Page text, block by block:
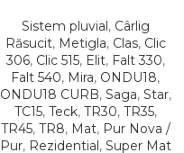
Sistem pluvial, Cârlig
Răsucit, Metigla, Clas, Clic
306, Clic 515, Elit, Falt 330,
Falt 540, Mira, ONDU18,
ONDU18 CURB, Saga, Star,
TC15, Teck, TR30, TR35,
TR45, TR8, Mat, Pur Nova /
Pur, Rezidential, Super Mat